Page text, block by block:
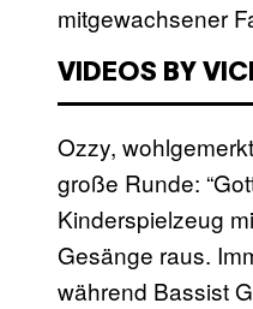
mitgewachsener
VIDEOS BY
Ozzy,
große Runde:
Kinderspielzeug
Gesänge raus.
während Bassist